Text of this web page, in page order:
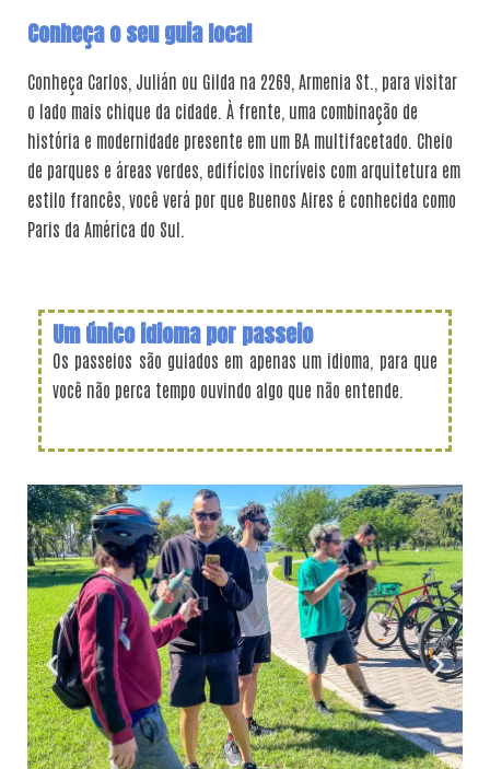
Conheça o seu guia local
Conheça Carlos, Julián ou Gilda na 2269, Armenia St., para visitar
o lado mais chique da cidade. À frente, uma combinação de
história e modernidade presente em um BA multifacetado. Cheio
de parques e áreas verdes, edifícios incríveis com arquitetura em
estilo francês, você verá por que Buenos Aires é conhecida como
Paris da América do Sul.
Um único idioma por passeio
Os passeios são guiados em apenas um idioma, para que
você não perca tempo ouvindo algo que não entende.